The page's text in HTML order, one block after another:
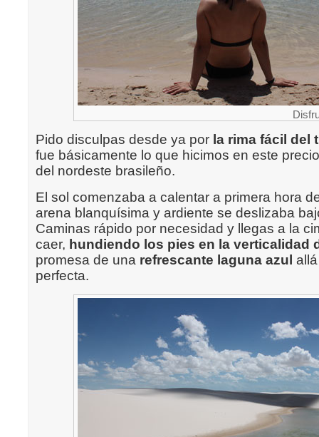
Pido disculpas desde ya por la rima fácil del
fue básicamente lo que hicimos en este
del nordeste brasileño.
El sol comenzaba a calentar a primera hora
arena blanquísima y ardiente se deslizaba
Caminas rápido por necesidad y llegas a la
caer, hundiendo los pies en la verticalidad
promesa de una refrescante laguna azul
perfecta.